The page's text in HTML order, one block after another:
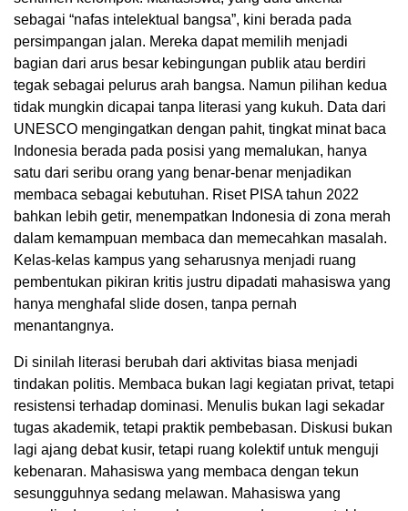
sebagai “nafas intelektual bangsa”, kini berada pada
persimpangan jalan. Mereka dapat memilih menjadi
bagian dari arus besar kebingungan publik atau berdiri
tegak sebagai pelurus arah bangsa. Namun pilihan kedua
tidak mungkin dicapai tanpa literasi yang kukuh. Data dari
UNESCO mengingatkan dengan pahit, tingkat minat baca
Indonesia berada pada posisi yang memalukan, hanya
satu dari seribu orang yang benar-benar menjadikan
membaca sebagai kebutuhan. Riset PISA tahun 2022
bahkan lebih getir, menempatkan Indonesia di zona merah
dalam kemampuan membaca dan memecahkan masalah.
Kelas-kelas kampus yang seharusnya menjadi ruang
pembentukan pikiran kritis justru dipadati mahasiswa yang
hanya menghafal slide dosen, tanpa pernah
menantangnya.
Di sinilah literasi berubah dari aktivitas biasa menjadi
tindakan politis. Membaca bukan lagi kegiatan privat, tetapi
resistensi terhadap dominasi. Menulis bukan lagi sekadar
tugas akademik, tetapi praktik pembebasan. Diskusi bukan
lagi ajang debat kusir, tetapi ruang kolektif untuk menguji
kebenaran. Mahasiswa yang membaca dengan tekun
sesungguhnya sedang melawan. Mahasiswa yang